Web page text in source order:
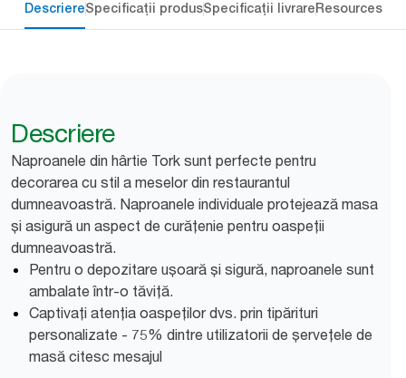
DescriereSpecificații produsSpecificații livrareResources
Descriere
Naproanele din hârtie Tork sunt perfecte pentru
decorarea cu stil a meselor din restaurantul
dumneavoastră. Naproanele individuale protejează masa
și asigură un aspect de curățenie pentru oaspeții
dumneavoastră.
Pentru o depozitare ușoară și sigură, naproanele sunt
ambalate într-o tăviță.
Captivați atenția oaspeților dvs. prin tipărituri
personalizate - 75% dintre utilizatorii de șervețele de
masă citesc mesajul